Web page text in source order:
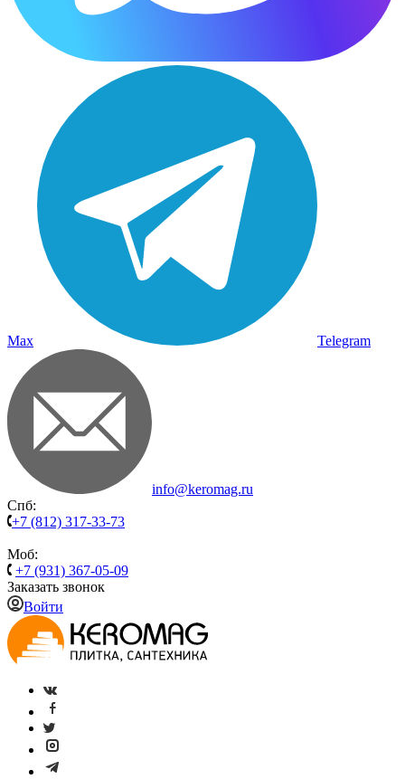
Max Telegram
info@keromag.ru
Спб:
+7 (812) 317-33-73
Моб:
+7 (931) 367-05-09
Заказать звонок
Войти